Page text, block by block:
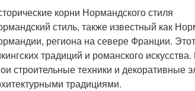
корни Нормандского стиля
стиль, также известный как
региона на севере Франции.
традиций и романского
строительные техники и
традициями.